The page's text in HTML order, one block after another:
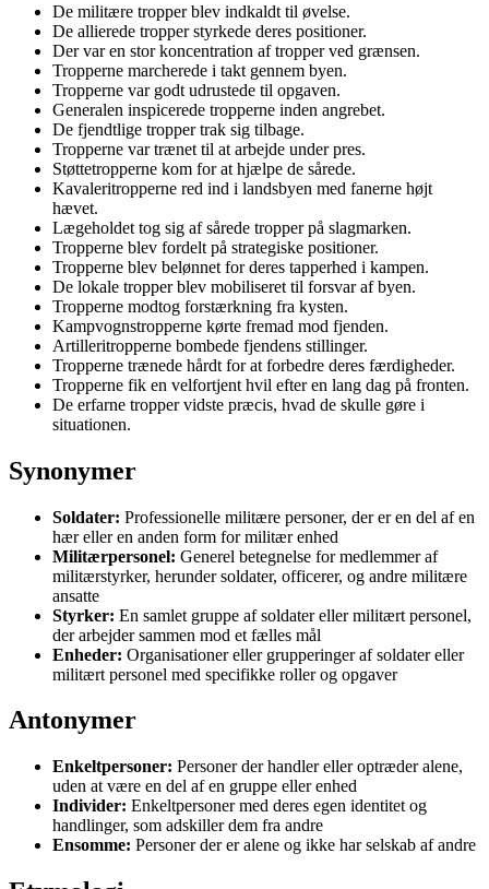
De militære tropper blev indkaldt til øvelse.
De allierede tropper styrkede deres positioner.
Der var en stor koncentration af tropper ved grænsen.
Tropperne marcherede i takt gennem byen.
Tropperne var godt udrustede til opgaven.
Generalen inspicerede tropperne inden angrebet.
De fjendtlige tropper trak sig tilbage.
Tropperne var trænet til at arbejde under pres.
Støttetropperne kom for at hjælpe de sårede.
Kavaleritropperne red ind i landsbyen med fanerne højt
hævet.
Lægeholdet tog sig af sårede tropper på slagmarken.
Tropperne blev fordelt på strategiske positioner.
Tropperne blev belønnet for deres tapperhed i kampen.
De lokale tropper blev mobiliseret til forsvar af byen.
Tropperne modtog forstærkning fra kysten.
Kampvognstropperne kørte fremad mod fjenden.
Artilleritropperne bombede fjendens stillinger.
Tropperne trænede hårdt for at forbedre deres færdigheder.
Tropperne fik en velfortjent hvil efter en lang dag på fronten.
De erfarne tropper vidste præcis, hvad de skulle gøre i
situationen.
Synonymer
Soldater: Professionelle militære personer, der er en del af en
hær eller en anden form for militær enhed
Militærpersonel: Generel betegnelse for medlemmer af
militærstyrker, herunder soldater, officerer, og andre militære
ansatte
Styrker: En samlet gruppe af soldater eller militært personel,
der arbejder sammen mod et fælles mål
Enheder: Organisationer eller grupperinger af soldater eller
militært personel med specifikke roller og opgaver
Antonymer
Enkeltpersoner: Personer der handler eller optræder alene,
uden at være en del af en gruppe eller enhed
Individer: Enkeltpersoner med deres egen identitet og
handlinger, som adskiller dem fra andre
Ensomme: Personer der er alene og ikke har selskab af andre